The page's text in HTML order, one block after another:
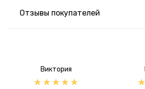
Отзывы покупателей
Виктория